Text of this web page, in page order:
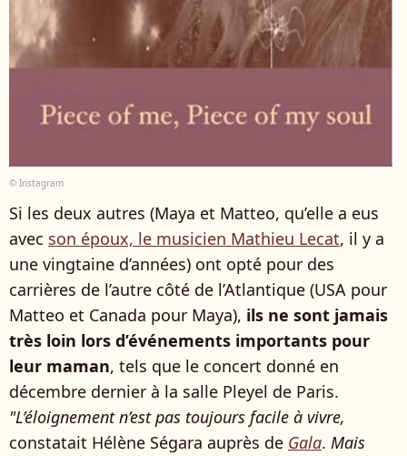
© Instagram
Si les deux autres (Maya et Matteo, qu’elle a eus
avec son époux, le musicien Mathieu Lecat, il y a
une vingtaine d’années) ont opté pour des
carrières de l’autre côté de l’Atlantique (USA pour
Matteo et Canada pour Maya), ils ne sont jamais
très loin lors d’événements importants pour
leur maman, tels que le concert donné en
décembre dernier à la salle Pleyel de Paris.
"L’éloignement n’est pas toujours facile à vivre,
constatait Hélène Ségara auprès de Gala. Mais